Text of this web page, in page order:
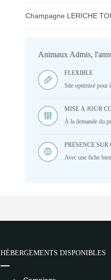
Champagne LERICHE
Animaux Admis,
FLEXIBLE
Site optimisé pour
MISE À JOUR
À la demande du
PRÉSENCE SUR
Avec une fiche
HÉBERGEMENTS DISPONIBLES